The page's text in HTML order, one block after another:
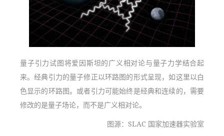
量子引力试图将爱因斯坦的广义相对论与量子力学结合起
来。经典引力的量子修正以环路图的形式呈现，如这里以白
色显示的环路图。或者引力可能始终是经典和连续的，需要
修改的是量子场论，而不是广义相对论。
图源：SLAC 国家加速器实验室